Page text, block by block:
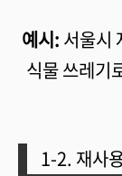
예시: 서울시
식물 쓰레기
1-2. 재사